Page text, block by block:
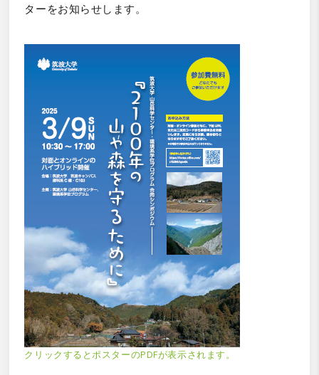
ターをお知らせします。
クリックするとポスターのPDFが表示されます。